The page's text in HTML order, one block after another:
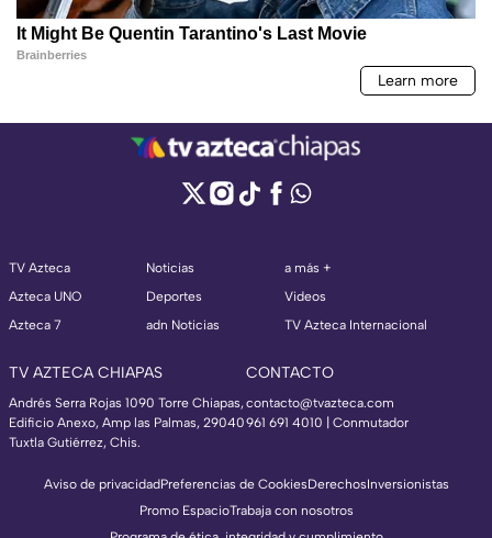
TV Azteca
Azteca UNO
Azteca 7
Noticias
Deportes
adn Noticias
a más +
Videos
TV Azteca Internacional
TV AZTECA CHIAPAS
Andrés Serra Rojas 1090 Torre Chiapas,
Edificio Anexo, Amp las Palmas, 29040
Tuxtla Gutiérrez, Chis.
CONTACTO
contacto@tvazteca.com
961 691 4010 | Conmutador
Aviso de privacidadPreferencias de CookiesDerechosInversionistas
Promo EspacioTrabaja con nosotros